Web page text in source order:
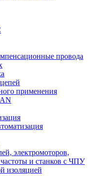
провода
применения
электромоторов,
частоты и станков с ЧПУ
изоляцией